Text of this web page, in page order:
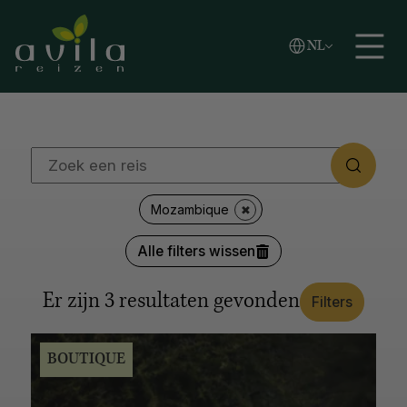
Zoeken
NL
Vlaams
English
REGIO'S
Oceanië
Poolgebied
LANDEN
Canada
Verenigde Staten
Thailand Zuid-Afrika
Botswana
Noorwegen
IJsland
Colombia
Tanzania
Alle opties tonen
Mozambique
Alle filters wissen
Er zijn 3resultaten gevonden Filters
BOUTIQUE